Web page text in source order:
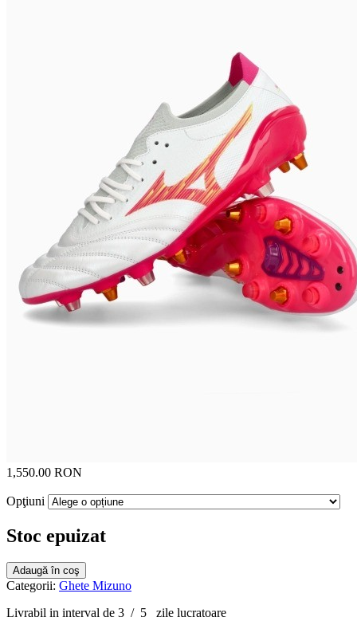
1,550.00 RON
Opţiuni
Stoc epuizat
Adaugă în coş
Categorii: Ghete Mizuno
Livrabil in interval de 3 / 5 zile lucratoare